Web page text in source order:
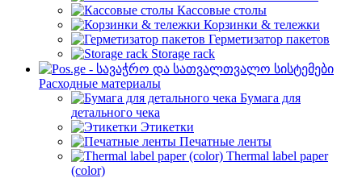
Кассовые столы
Корзинки & тележки
Герметизатор пакетов
Storage rack
Расходные материалы
Бумага для
детального чека
Этикетки
Печатные ленты
Thermal label paper
(color)